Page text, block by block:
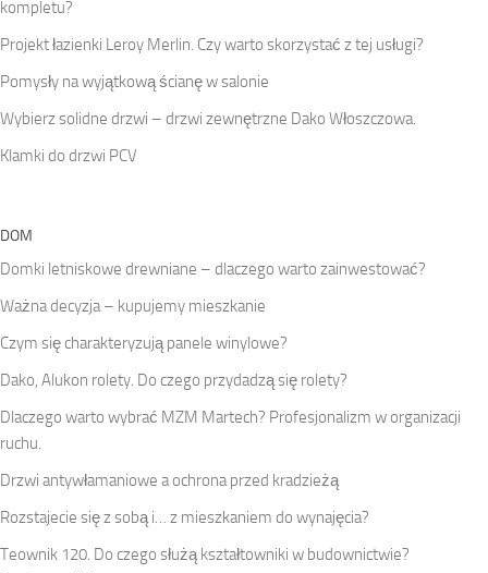
kompletu?
Projekt łazienki Leroy Merlin. Czy warto skorzystać z tej usługi?
Pomysły na wyjątkową ścianę w salonie
Wybierz solidne drzwi – drzwi zewnętrzne Dako Włoszczowa.
Klamki do drzwi PCV
DOM
Domki letniskowe drewniane – dlaczego warto zainwestować?
Ważna decyzja – kupujemy mieszkanie
Czym się charakteryzują panele winylowe?
Dako, Alukon rolety. Do czego przydadzą się rolety?
Dlaczego warto wybrać MZM Martech? Profesjonalizm w organizacji
ruchu.
Drzwi antywłamaniowe a ochrona przed kradzieżą
Rozstajecie się z sobą i… z mieszkaniem do wynajęcia?
Teownik 120. Do czego służą kształtowniki w budownictwie?